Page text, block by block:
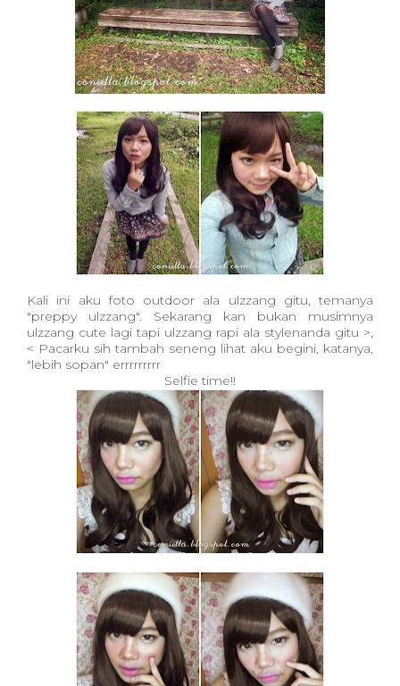
Kali ini aku foto outdoor ala ulzzang gitu, temanya
"preppy ulzzang". Sekarang kan bukan musimnya
ulzzang cute lagi tapi ulzzang rapi ala stylenanda gitu >,
< Pacarku sih tambah seneng lihat aku begini, katanya,
"lebih sopan" errrrrrrrr
Selfie time!!